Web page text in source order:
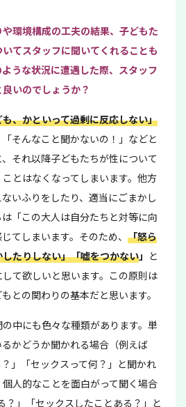
環境構成の工夫の結果、子どもた
てスタッフに聞いてくれることも
うな状況に遭遇した際、スタッフ
いのでしょうか？
、かといって過剰に反応しない」
そんなこと聞かないの！」などと
それ以降子どもたちが性について
とはなくなってしまいます。他方
いふりをしたり、適当にごまかし
「この大人は自分たちと対等に向
てしまいます。そのため、 「怒ら
たりしない」「嘘をつかない」 と
て欲しいと思います。この原則は
との関わりの基本だと思います。
中にも色々な種類があります。単
かどうか聞かれる場合（例えば
？」「セックスって何？」と聞かれ
人的なことを面白がって聞く場合
？」「セックスしたことある？」と